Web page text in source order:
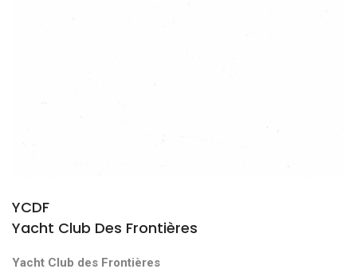
YCDF
Yacht Club Des Frontières
Yacht Club des Frontières